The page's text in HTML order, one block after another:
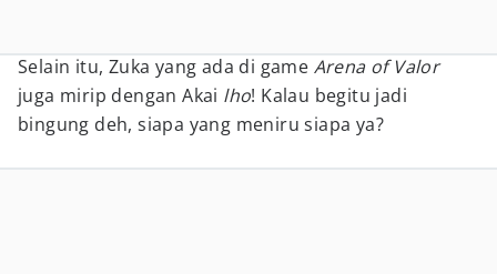
Selain itu, Zuka yang ada di game Arena of Valor
juga mirip dengan Akai lho! Kalau begitu jadi
bingung deh, siapa yang meniru siapa ya?